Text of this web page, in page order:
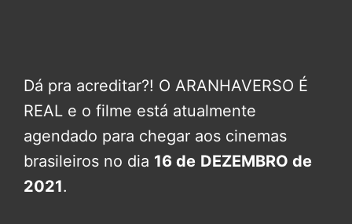
Dá pra acreditar?! O ARANHAVERSO É
REAL e o filme está atualmente
agendado para chegar aos cinemas
brasileiros no dia 16 de DEZEMBRO de
2021.